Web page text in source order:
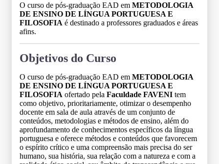
O curso de pós-graduação EAD em METODOLOGIA
DE ENSINO DE LÍNGUA PORTUGUESA E
FILOSOFIA é destinado a professores graduados e áreas
afins.
Objetivos do Curso
O curso de pós-graduação EAD em METODOLOGIA
DE ENSINO DE LÍNGUA PORTUGUESA E
FILOSOFIA ofertado pela Faculdade FAVENI tem
como objetivo, prioritariamente, otimizar o desempenho
docente em sala de aula através de um conjunto de
conteúdos, metodologias e métodos de ensino, além do
aprofundamento de conhecimentos específicos da língua
portuguesa e oferece métodos e conteúdos que favorecem
o espírito crítico e uma compreensão mais precisa do ser
humano, sua história, sua relação com a natureza e com a